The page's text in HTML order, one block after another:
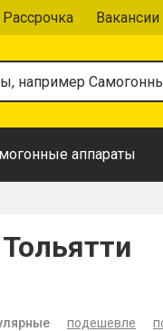
Рассрочка Вакансии
аппараты
подешевле